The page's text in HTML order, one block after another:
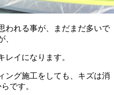
われる事が、まだまだ多いで
、
レイになります。
ング施工をしても、キズは消
です。